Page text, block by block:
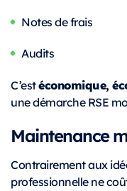
Notes de frais
Audits
C’estéconomique,
une démarche RSE
Maintenance
Contrairement aux
professionnelle ne